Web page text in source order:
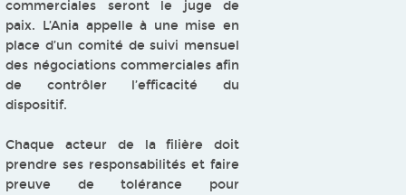
commerciales seront le juge de
paix. L’Ania appelle à une mise en
place d’un comité de suivi mensuel
des négociations commerciales afin
de contrôler l’efficacité du
dispositif.
Chaque acteur de la filière doit
prendre ses responsabilités et faire
preuve de tolérance pour